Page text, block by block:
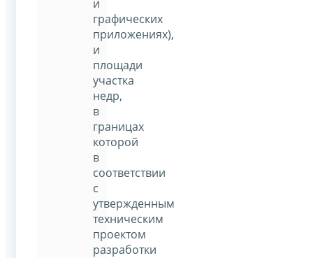
и
графических
приложениях),
и
площади
участка
недр,
в
границах
которой
в
соответствии
с
утвержденным
техническим
проектом
разработки